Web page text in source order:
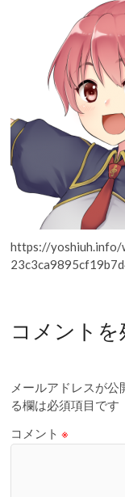
https://
コメントを
メールアドレスが公
る欄は必須項目です
コメント※